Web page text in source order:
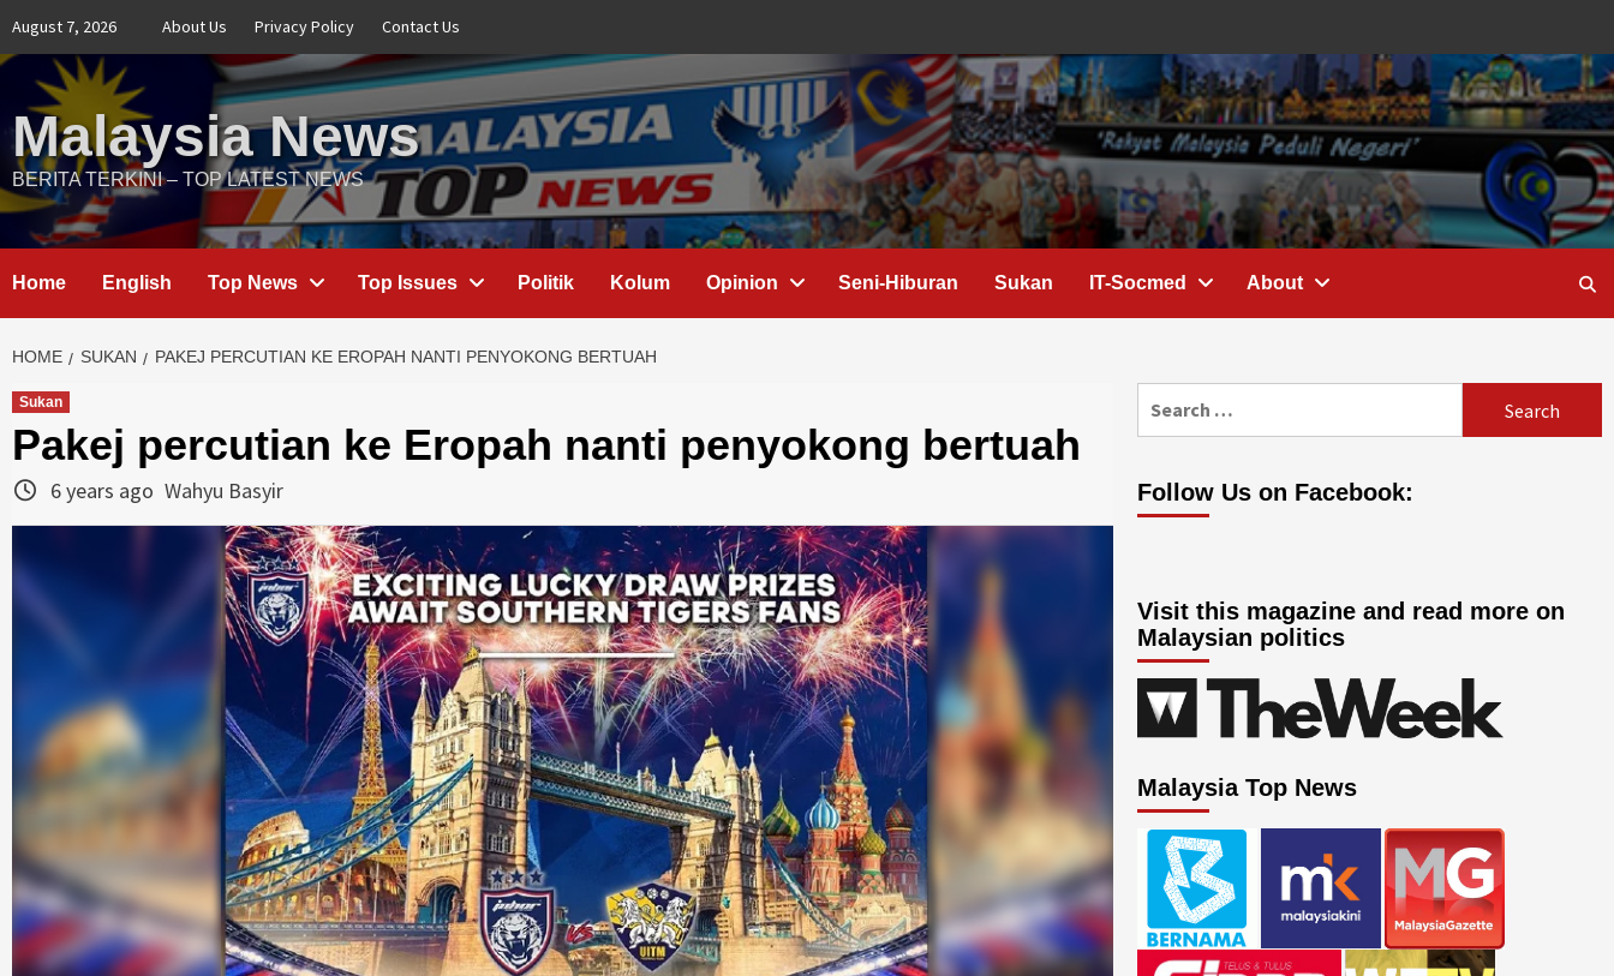
content
August 7, 2026 About Us Privacy Policy Contact Us
Malaysia News
BERITA TERKINI – TOP LATEST NEWS
Home English Top News Top Issues Politik Kolum Opinion Seni-Hiburan Sukan IT-Socmed About
HOME SUKAN PAKEJ PERCUTIAN KE EROPAH NANTI PENYOKONG BERTUAH
Sukan
Pakej percutian ke Eropah nanti penyokong bertuah
6 years ago Wahyu Basyir Follow Us on Facebook:
Visit this magazine and read more on
Malaysian politics
Malaysia Top News